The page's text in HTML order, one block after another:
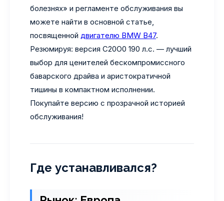
болезнях» и регламенте обслуживания вы
можете найти в основной статье,
посвященной двигателю BMW B47.
Резюмируя: версия C20O0 190 л.с. — лучший
выбор для ценителей бескомпромиссного
баварского драйва и аристократичной
тишины в компактном исполнении.
Покупайте версию с прозрачной историей
обслуживания!
Где устанавливался?